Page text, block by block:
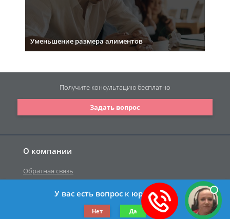
Уменьшение размера алиментов
О компании
Обратная связь
©2019-2026 Все права защищены.
Задать вопрос
Получите консультациюбесплатно
У вас есть вопрос к юристу?
Нет Да